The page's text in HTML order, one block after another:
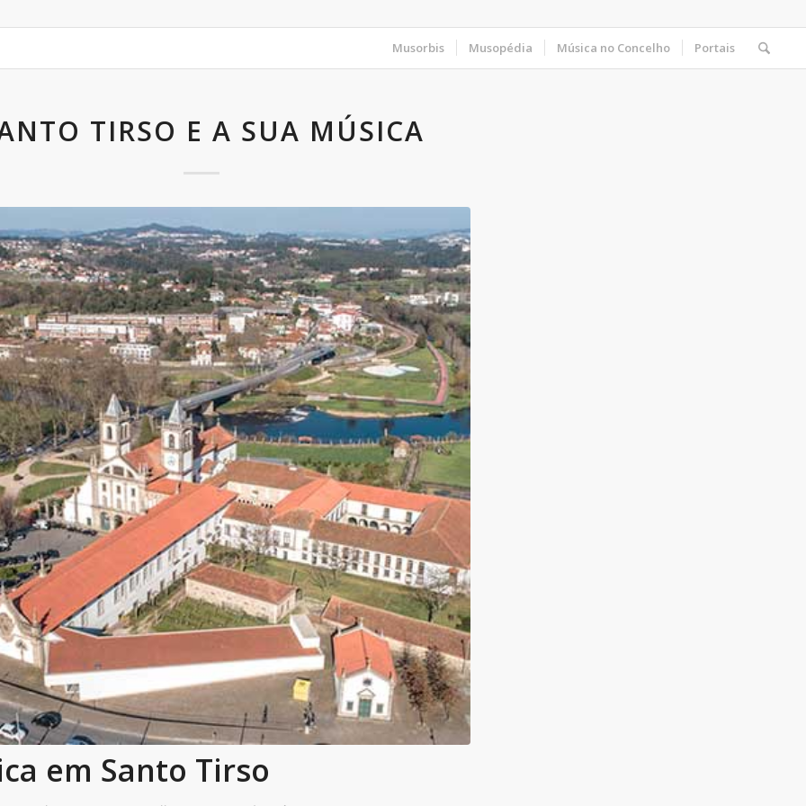
Musorbis Musopédia Música no Concelho Portais
TIRSO E A SUA MÚSICA
em Santo Tirso